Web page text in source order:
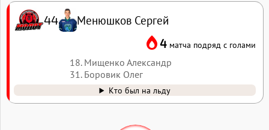
44 Менюшков Сергей
4 матча подряд с голами
18. Мищенко Александр
31. Боровик Олег
Кто был на льду